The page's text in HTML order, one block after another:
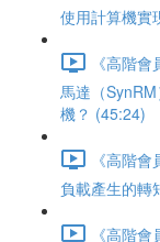
使用計算機實
《高階
馬達（
機？ (45:24)
《高階
負載產生的轉
《高階